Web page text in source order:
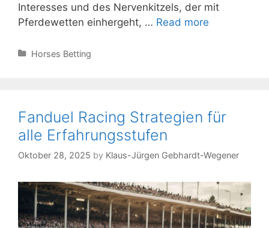
Interesses und des Nervenkitzels, der mit
Pferdewetten einhergeht, … Read more
Categories
Horses Betting
Fanduel Racing Strategien für
alle Erfahrungsstufen
Oktober 28, 2025 by Klaus-Jürgen Gebhardt-Wegener